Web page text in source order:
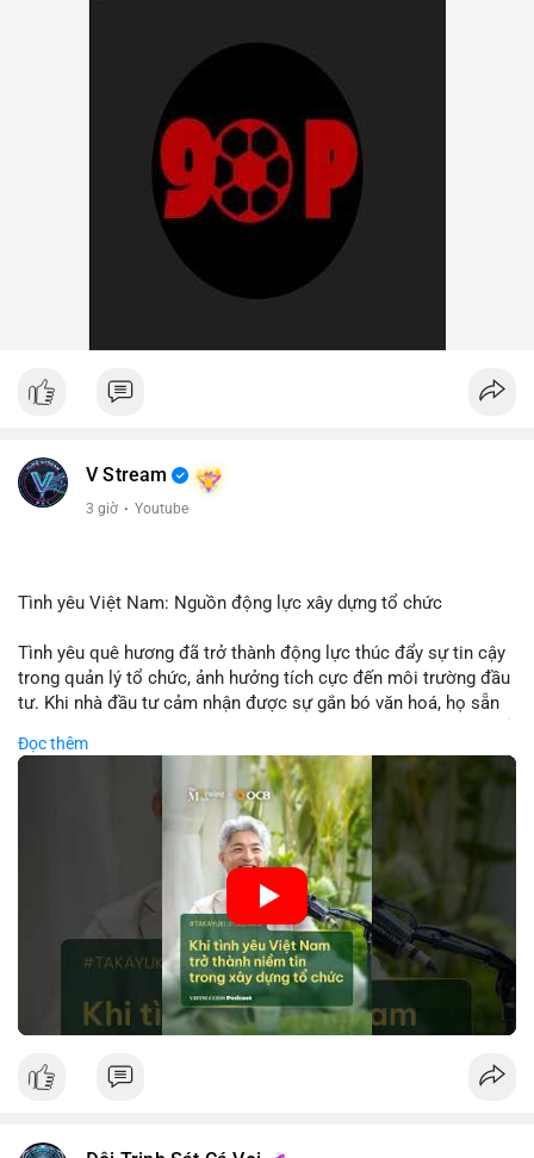
V Stream
3 giờ · Youtube
Tình yêu Việt Nam: Nguồn động lực xây dựng tổ chức
Tình yêu quê hương đã trở thành động lực thúc đẩy sự tin cậy
trong quản lý tổ chức, ảnh hưởng tích cực đến môi trường đầu
tư. Khi nhà đầu tư cảm nhận được sự gắn bó văn hoá, họ sẵn
các công ty blockchain và tiền mã hoá. Sự tăng cường niềm
tin này giúp giảm rủi ro thị trường, cải thiện chi phí vốn và thúc
đẩy sự phát triển bền vững của ngành công nghệ tài chính. Các
nhà quản lý cần khai thác tinh thần này để xây dựng chiến lược
phát triển bền vững và thu hút vốn đầu tư.
🎥 Xem video trực tiếp tại:
Nguồn: VIETSUCCESS
Đọc thêm